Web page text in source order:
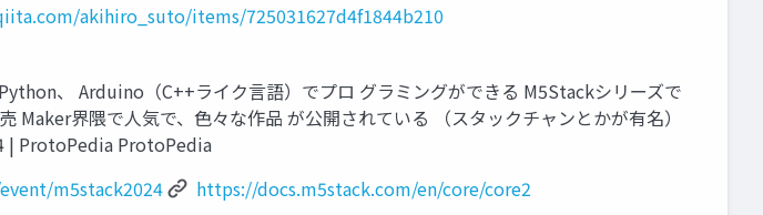
akihiro_suto/items/725031627d4f1844b210
、 Arduino（C++ライク言語）でプロ グラミングができる M5Stackシリーズで
界隈で人気で、色々な作品 が公開されている （スタックチャンとかが有名）
| ProtoPedia ProtoPedia
m5stack2024
https://docs.m5stack.com/en/core/core2